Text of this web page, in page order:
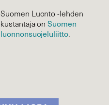
Suomen Luonto -lehden
kustantaja onSuomen
luonnonsuojelu­liitto.